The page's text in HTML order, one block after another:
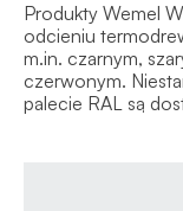
Produkty Wemel
odcieniu
m.in. czarnym,
czerwonym.
palecie RAL są